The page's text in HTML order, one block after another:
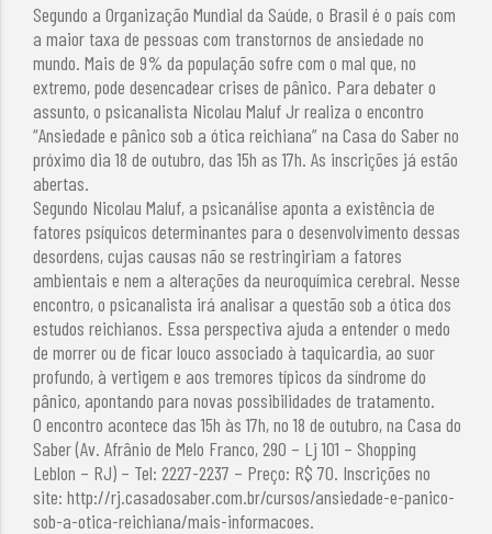
Segundo a Organização Mundial da Saúde, o Brasil é o país com
a maior taxa de pessoas com transtornos de ansiedade no
mundo. Mais de 9% da população sofre com o mal que, no
extremo, pode desencadear crises de pânico. Para debater o
assunto, o psicanalista Nicolau Maluf Jr realiza o encontro
“Ansiedade e pânico sob a ótica reichiana” na Casa do Saber no
próximo dia 18 de outubro, das 15h as 17h. As inscrições já estão
abertas.
Segundo Nicolau Maluf, a psicanálise aponta a existência de
fatores psíquicos determinantes para o desenvolvimento dessas
desordens, cujas causas não se restringiriam a fatores
ambientais e nem a alterações da neuroquímica cerebral. Nesse
encontro, o psicanalista irá analisar a questão sob a ótica dos
estudos reichianos. Essa perspectiva ajuda a entender o medo
de morrer ou de ficar louco associado à taquicardia, ao suor
profundo, à vertigem e aos tremores típicos da síndrome do
pânico, apontando para novas possibilidades de tratamento.
O encontro acontece das 15h às 17h, no 18 de outubro, na Casa do
Saber (Av. Afrânio de Melo Franco, 290 – Lj 101 – Shopping
Leblon – RJ) – Tel: 2227-2237 – Preço: R$ 70. Inscrições no
site: http://rj.casadosaber.com.br/cursos/ansiedade-e-panico-
sob-a-otica-reichiana/mais-informacoes.